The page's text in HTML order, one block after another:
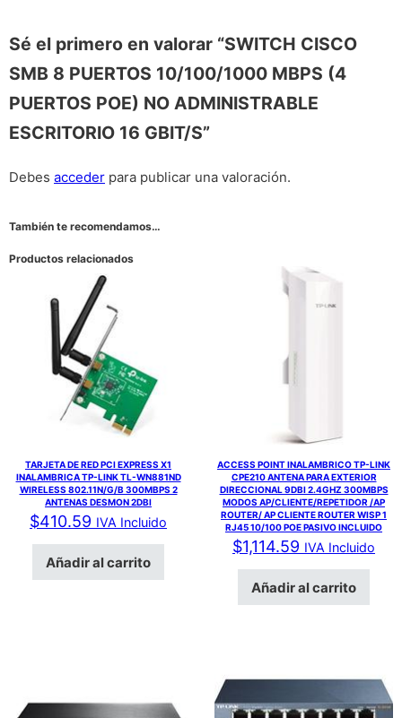
Sé el primero en valorar “SWITCH CISCO
SMB 8 PUERTOS 10/100/1000 MBPS (4
PUERTOS POE) NO ADMINISTRABLE
ESCRITORIO 16 GBIT/S”
Debes acceder para publicar una valoración.
También te recomendamos…
Productos relacionados
TARJETA DE RED PCI EXPRESS X1
INALAMBRICA TP-LINK TL-WN881ND
WIRELESS 802.11N/G/B 300MBPS 2
ANTENAS DESMON 2DBI
$410.59 IVA Incluido
Añadir al carrito
ACCESS POINT INALAMBRICO TP-LINK
CPE210 ANTENA PARA EXTERIOR
DIRECCIONAL 9DBI 2.4GHZ 300MBPS
MODOS AP/CLIENTE/REPETIDOR /AP
ROUTER/ AP CLIENTE ROUTER WISP 1
RJ45 10/100 POE PASIVO INCLUIDO
$1,114.59 IVA Incluido
Añadir al carrito